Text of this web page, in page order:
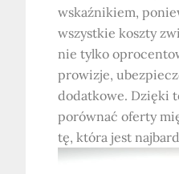
wskaźnikiem,
wszystkie koszty
nie tylko
prowizje,
dodatkowe. Dzięki
porównać oferty
tę, która jest